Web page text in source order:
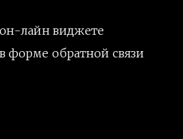
он-лайн виджете
форме обратной связи